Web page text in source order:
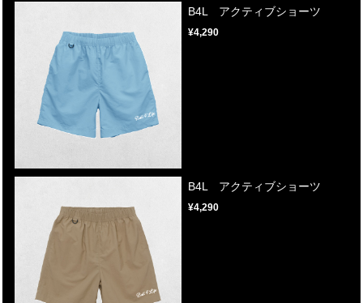
B4L アクティブショーツ
¥4,290
B4L アクティブショーツ
¥4,290